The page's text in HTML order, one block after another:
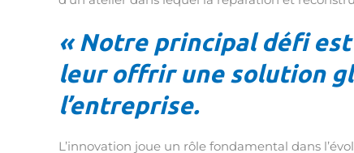
« Notre principal défi
leur offrir une solution
l’entreprise.
L’innovation joue un rôle fondamental dans